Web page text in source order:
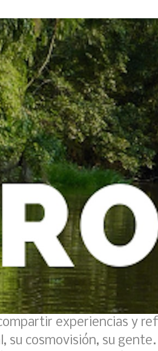
experiencias y
su cosmovisión, su